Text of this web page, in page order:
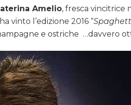
Amelio, fresca vincitrice
vinto l’edizione 2016 “
e ostriche …davvero